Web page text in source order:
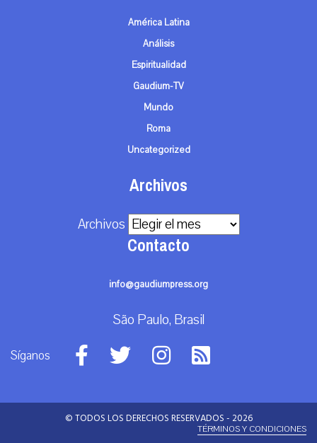
América Latina
Análisis
Espiritualidad
Gaudium-TV
Mundo
Roma
Uncategorized
Archivos
Archivos
Contacto
info@gaudiumpress.org
São Paulo, Brasil
Síganos
© TODOS LOS DERECHOS RESERVADOS - 2026
TÉRMINOS Y CONDICIONES